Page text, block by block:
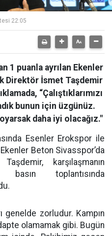
22:05
1 puanla ayrılan Ekenler
Direktör İsmet Taşdemir
“Çalıştıklarımızı
bunun için üzgünüz.
daha iyi olacağız."
Esenler Erokspor ile
Beton Sivasspor’da
karşılaşmanın
basın toplantısında
genelde zorludur. Kampın
olamamak gibi. Bugün